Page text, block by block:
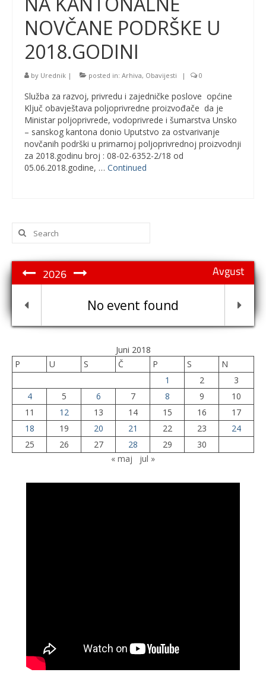
NOVČANE PODRŠKE U
2018.GODINI
by Urednik | posted in: Arhiva, Obavijesti | 0
Služba za razvoj, privredu i zajedničke poslove općine
Ključ obavještava poljoprivredne proizvođače da je
Ministar poljoprivrede, vodoprivrede i šumarstva Unsko
– sanskog kantona donio Uputstvo za ostvarivanje
novčanih podrški u primarnoj poljoprivrednoj proizvodnji
za 2018.godinu broj : 08-02-6352-2/18 od
05.06.2018.godine, … Continued
Search
for:
Avgust
2026
No event found
Juni 2018
P
U S Č P S
N
1
2
3
4
5 6 7 8 9
10
11
12 13 14 15 16
17
18
19 20 21 22 23
24
25
26 27 28 29
30
« maj
jul »